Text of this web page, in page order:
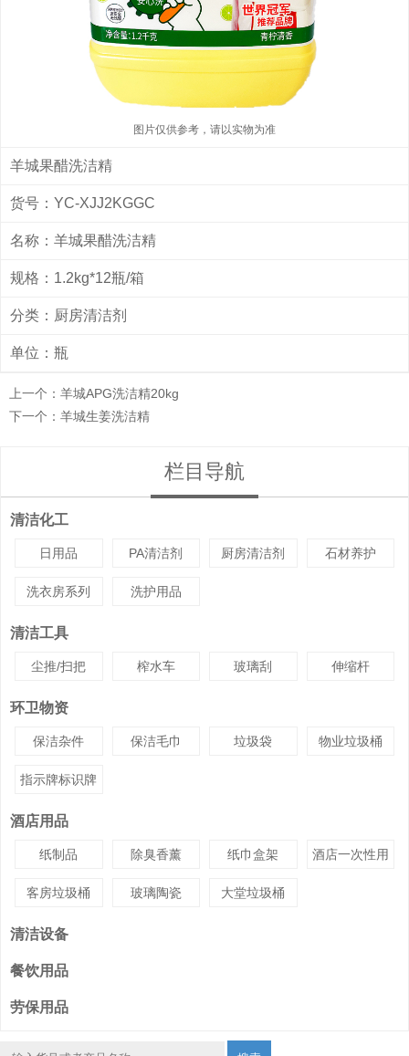
图片仅供参考，请以实物为准
羊城果醋洗洁精
货号：YC-XJJ2KGGC
名称：羊城果醋洗洁精
规格：1.2kg*12瓶/箱
分类： 厨房清洁剂
单位：瓶
上一个： 羊城APG洗洁精20kg
下一个： 羊城生姜洗洁精
栏目导航
清洁化工
日用品 PA清洁剂 厨房清洁剂 石材养护
洗衣房系列 洗护用品
清洁工具
尘推/扫把 榨水车 玻璃刮 伸缩杆
环卫物资
保洁杂件 保洁毛巾 垃圾袋 物业垃圾桶
指示牌标识牌
酒店用品
纸制品 除臭香薰 纸巾盒架
酒店一次性用
客房垃圾桶 玻璃陶瓷 大堂垃圾桶
清洁设备
餐饮用品
劳保用品